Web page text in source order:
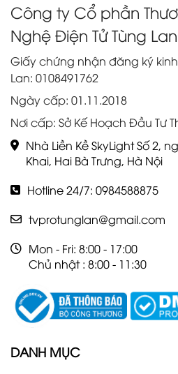
Công ty Cổ phần
Nghệ Điện Tử Tùng Lan
Giấy chứng nhận đăng ký
Lan: 0108491762
Ngày cấp: 01.11.2018
Nơi cấp: Sở Kế Hoạch Đầu Tư
Nhà Liền Kề SkyLight Số 2,
Khai, Hai Bà Trưng, Hà Nội
Hotline 24/7: 0984588875
tvprotunglan@gmail.com
Mon - Fri: 8:00 - 17:00
Chủ nhật : 8:00 - 11:30
DANH MỤC